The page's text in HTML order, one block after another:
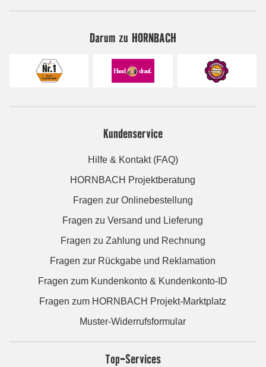
Darum zu HORNBACH
Kundenservice
Hilfe & Kontakt (FAQ)
HORNBACH Projektberatung
Fragen zur Onlinebestellung
Fragen zu Versand und Lieferung
Fragen zu Zahlung und Rechnung
Fragen zur Rückgabe und Reklamation
Fragen zum Kundenkonto & Kundenkonto-ID
Fragen zum HORNBACH Projekt-Marktplatz
Muster-Widerrufsformular
Top-Services